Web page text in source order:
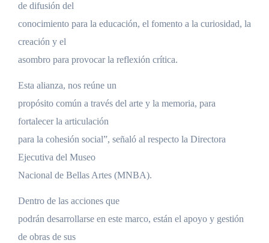
de difusión del
conocimiento para la educación, el fomento a la curiosidad, la
creación y el
asombro para provocar la reflexión crítica.
Esta alianza, nos reúne un
propósito común a través del arte y la memoria, para
fortalecer la articulación
para la cohesión social”, señaló al respecto la Directora
Ejecutiva del Museo
Nacional de Bellas Artes (MNBA).
Dentro de las acciones que
podrán desarrollarse en este marco, están el apoyo y gestión
de obras de sus